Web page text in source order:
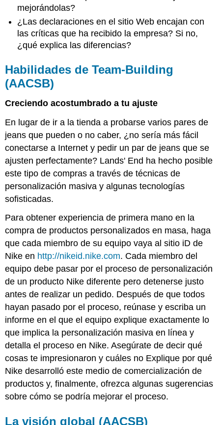
mejorándolas?
¿Las declaraciones en el sitio Web encajan con
las críticas que ha recibido la empresa? Si no,
¿qué explica las diferencias?
Habilidades de Team-Building
(AACSB)
Creciendo acostumbrado a tu ajuste
En lugar de ir a la tienda a probarse varios pares de
jeans que pueden o no caber, ¿no sería más fácil
conectarse a Internet y pedir un par de jeans que se
ajusten perfectamente? Lands' End ha hecho posible
este tipo de compras a través de técnicas de
personalización masiva y algunas tecnologías
sofisticadas.
Para obtener experiencia de primera mano en la
compra de productos personalizados en masa, haga
que cada miembro de su equipo vaya al sitio iD de
Nike en http://nikeid.nike.com. Cada miembro del
equipo debe pasar por el proceso de personalización
de un producto Nike diferente pero detenerse justo
antes de realizar un pedido. Después de que todos
hayan pasado por el proceso, reúnase y escriba un
informe en el que el equipo explique exactamente lo
que implica la personalización masiva en línea y
detalla el proceso en Nike. Asegúrate de decir qué
cosas te impresionaron y cuáles no Explique por qué
Nike desarrolló este medio de comercialización de
productos y, finalmente, ofrezca algunas sugerencias
sobre cómo se podría mejorar el proceso.
La visión global (AACSB)